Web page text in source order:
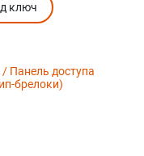
ключ
/ Панель доступа
брелоки)